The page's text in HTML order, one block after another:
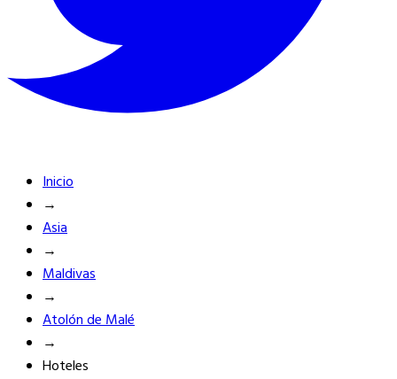
Inicio
→
Asia
→
Maldivas
→
Atolón de Malé
→
Hoteles